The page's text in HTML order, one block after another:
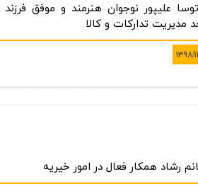
علیپور نوجوان هنرمند و موفق
مدیریت تداركات و كالا
۱۱/۸
رشاد همكار فعال در امور خیریه